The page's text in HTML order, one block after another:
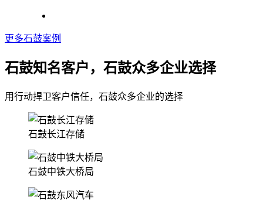
更多石鼓案例
石鼓知名客户，石鼓众多企业选择
用行动捍卫客户信任，石鼓众多企业的选择
石鼓长江存储
石鼓中铁大桥局